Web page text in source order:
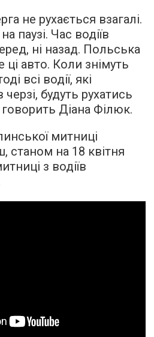
не рухається взагалі.
паузі. Час водіїв
ні назад. Польська
ці авто. Коли знімуть
всі водії, які
черзі, будуть рухатись
Діана Філюк.
митниці
станом на 18 квітня
з водіїв